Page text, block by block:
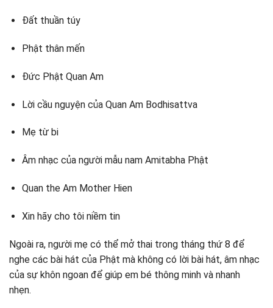
Đất thuần túy
Phật thân mến
Đức Phật Quan Am
Lời cầu nguyện của Quan Am Bodhisattva
Mẹ từ bi
Âm nhạc của người mẫu nam Amitabha Phật
Quan the Am Mother Hien
Xin hãy cho tôi niềm tin
Ngoài ra, người mẹ có thể mở thai trong tháng thứ 8 để
nghe các bài hát của Phật mà không có lời bài hát, âm nhạc
của sự khôn ngoan để giúp em bé thông minh và nhanh
nhẹn.